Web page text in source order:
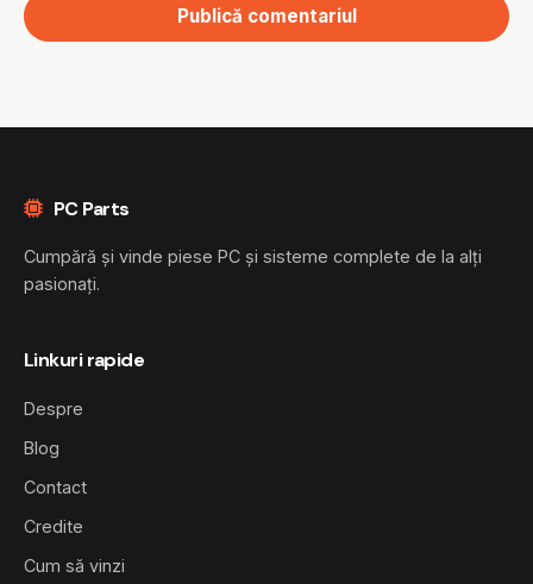
PC Parts
Cumpără și vinde piese PC și sisteme complete de la alți
pasionați.
Linkuri rapide
Despre
Blog
Contact
Credite
Cum să vinzi